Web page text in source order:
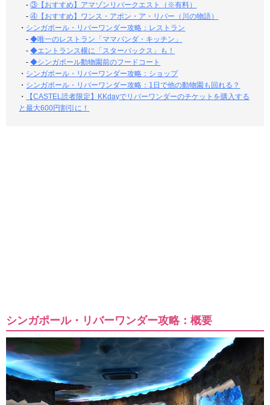
-③【おすすめ】アマゾンリバークエスト（※有料）
-④【おすすめ】ワンス・アポン・ア・リバー（川の物語）
・ シンガポール・リバーワンダー攻略：レストラン
-◆唯一のレストラン「ママパンダ・キッチン」
-◆エントランス横に「スターバックス」も！
-◆シンガポール動物園前のフードコート
・ シンガポール・リバーワンダー攻略：ショップ
・ シンガポール・リバーワンダー攻略：1日で他の動物園も回れる？
・
【CASTEL読者限定】KKdayでリバーワンダーのチケットを購入する
と最大600円割引に！
シンガポール・リバーワンダー攻略：概要